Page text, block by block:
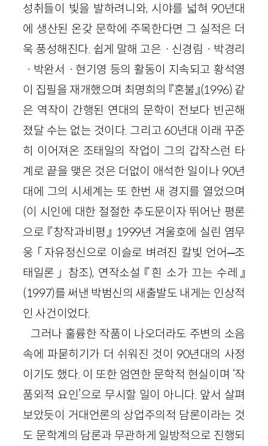
성취들이 빛을 발하려니와, 시야를 넓혀 90년대
에 생산된 온갖 문학에 주목한다면 그 실적은 더
욱 풍성해진다. 쉽게 말해 고은ㆍ신경림ㆍ박경리
ㆍ박완서ㆍ현기영 등의 활동이 지속되고 황석영
이 집필을 재개했으며 최명희의 『혼불』(1996) 같
은 역작이 간행된 연대의 문학이 전보다 빈곤해
졌달 수는 없는 것이다. 그리고 60년대 이래 꾸준
히 이어져온 조태일의 작업이 그의 갑작스런 타
계로 끝을 맺은 것은 더없이 애석한 일이나 90년
대에 그의 시세계는 또 한번 새 경지를 열었으며
(이 시인에 대한 절절한 추도문이자 뛰어난 평론
으로 『창작과비평』 1999년 겨울호에 실린 염무
웅 「자유정신으로 이슬로 벼려진 칼빛 언어─조
태일론」 참조), 연작소설 『흰 소가 끄는 수레』
(1997)를 써낸 박범신의 새출발도 내게는 인상적
인 사건이었다.
그러나 훌륭한 작품이 나오더라도 주변의 소음
속에 파묻히기가 더 쉬워진 것이 90년대의 사정
이기도 했다. 이 또한 엄연한 문학적 현실이며 ‘작
품외적 요인’으로 무시할 일이 아니다. 앞서 살펴
보았듯이 거대언론의 상업주의적 담론이라는 것
도 문학계의 담론과 무관하게 일방적으로 진행되